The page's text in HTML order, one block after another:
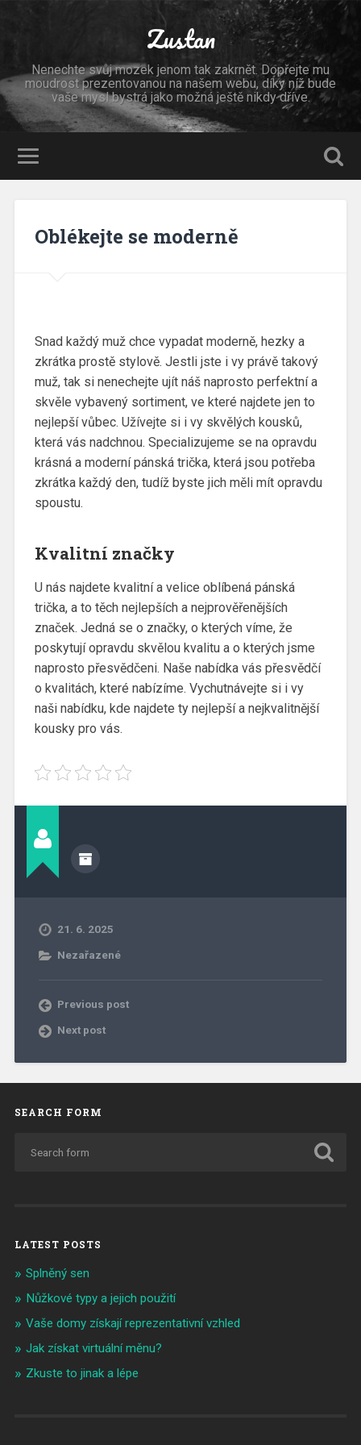
Zustan
Nenechte svůj mozek jenom tak zakrnět. Dopřejte mu
moudrost prezentovanou na našem webu, díky níž bude
vaše mysl bystrá jako možná ještě nikdy dříve.
Oblékejte se moderně
Snad každý muž chce vypadat moderně, hezky a
zkrátka prostě stylově. Jestli jste i vy právě takový
muž, tak si nenechejte ujít náš naprosto perfektní a
skvěle vybavený sortiment, ve které najdete jen to
nejlepší vůbec. Užívejte si i vy skvělých kousků,
která vás nadchnou. Specializujeme se na opravdu
krásná a modernípánská trička, která jsou potřeba
zkrátka každý den, tudíž byste jich měli mít opravdu
spoustu.
Kvalitní značky
U nás najdete kvalitní a velice oblíbená pánská
trička, a to těch nejlepších a nejprověřenějších
značek. Jedná se o značky, o kterých víme, že
poskytují opravdu skvělou kvalitu a o kterých jsme
naprosto přesvědčeni. Naše nabídka vás přesvědčí
o kvalitách, které nabízíme. Vychutnávejte si i vy
naši nabídku, kde najdete ty nejlepší a nejkvalitnější
kousky pro vás.
21. 6. 2025
Nezařazené
Previous post
Next post
SEARCH FORM
LATEST POSTS
Splněný sen
Nůžkové typy a jejich použití
Vaše domy získají reprezentativní vzhled
Jak získat virtuální měnu?
Zkuste to jinak a lépe